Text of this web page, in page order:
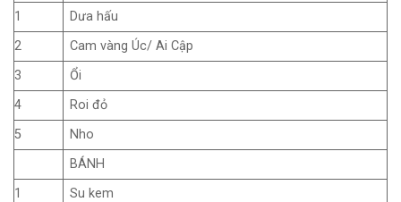
1
Dưa hấu
2
Cam vàng Úc/ Ai Cập
3
Ổi
4
Roi đỏ
5
Nho
BÁNH
1
Su kem